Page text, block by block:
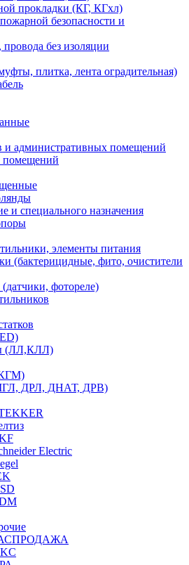
прокладки (КГ, КГхл)
безопасности и
без изоляции
плитка, лента оградительная)
и административных помещений
помещений
и специального назначения
элементы питания
(бактерицидные, фито, очистители
фотореле)
(ЛЛ,КЛЛ)
КГМ)
ДРЛ, ДНАТ, ДРВ)
Electric
РАСПРОДАЖА